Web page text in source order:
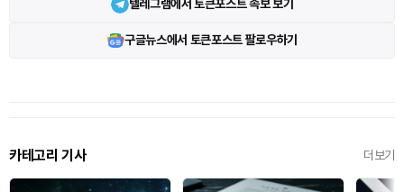
텔레그램에서 토큰포스트 속보 보기
구글뉴스에서 토큰포스트 팔로우하기
카테고리 기사 더보기